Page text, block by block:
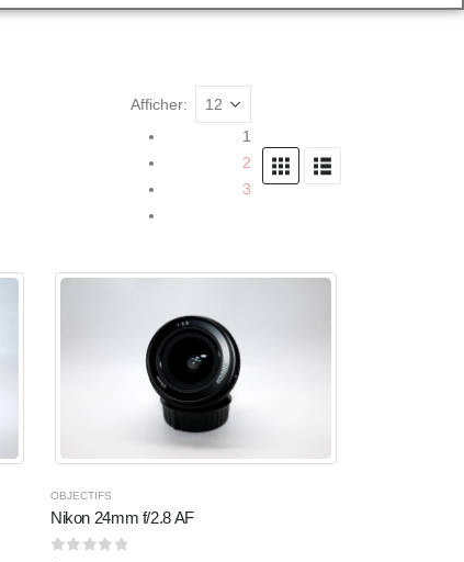
Afficher:
1
2
3
OBJECTIFS
Nikon 24mm f/2.8 AF